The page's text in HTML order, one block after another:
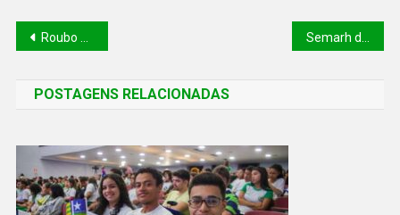
Roubo de celulares tem queda de quase 50% no Piauí em 2025; menor patamar desde 2022
POSTAGENS RELACIONADAS